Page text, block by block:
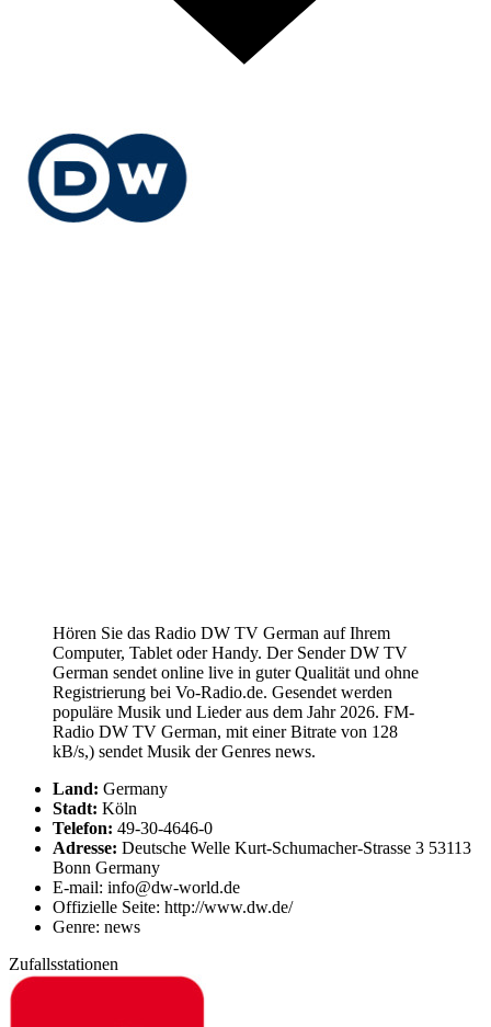
Hören Sie das Radio DW TV German auf Ihrem
Computer, Tablet oder Handy. Der Sender DW TV
German sendet online live in guter Qualität und ohne
Registrierung bei Vo-Radio.de. Gesendet werden
populäre Musik und Lieder aus dem Jahr 2026. FM-
Radio DW TV German, mit einer Bitrate von 128
kB/s,) sendet Musik der Genres news.
Land: Germany
Stadt: Köln
Telefon: 49-30-4646-0
Adresse: Deutsche Welle Kurt-Schumacher-Strasse 3 53113
Bonn Germany
E-mail: info@dw-world.de
Offizielle Seite: http://www.dw.de/
Genre: news
Zufallsstationen